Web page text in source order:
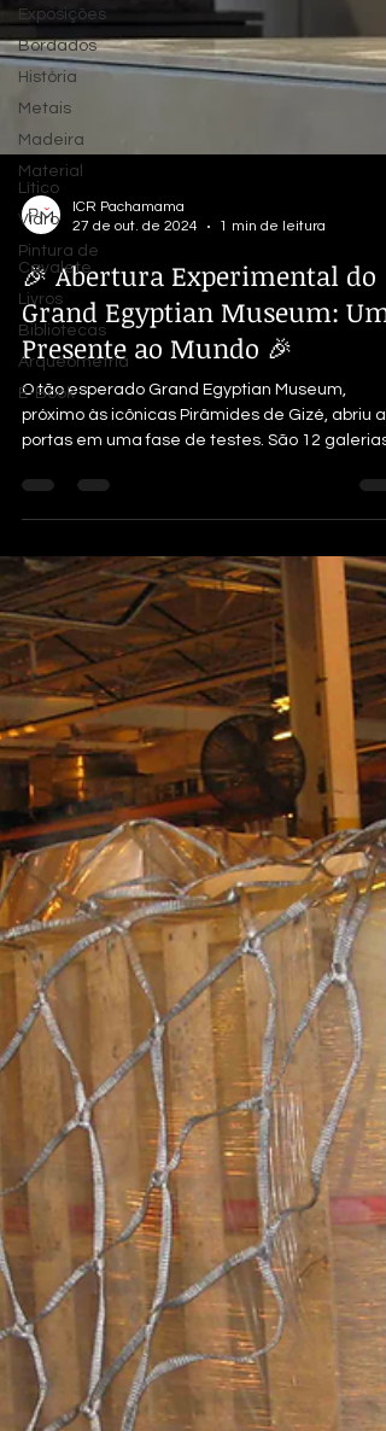
Exposições
Bordados
História
Metais
Madeira
Material
Lítico
Vidro
Pintura de
Cavalete
Livros
Bibliotecas
Arqueometria
E-Book
ICR Pachamama
27 de out. de 2024
1 min de leitura
🎉 Abertura Experimental do
Grand Egyptian Museum: Um
Presente ao Mundo 🎉
O tão esperado Grand Egyptian Museum,
portas em uma fase de testes. São 12 galerias